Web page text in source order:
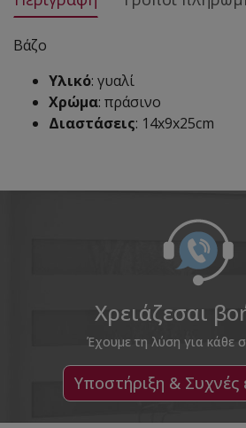
Βάζο
Υλικό: γυαλί
Χρώμα: πράσινο
Διαστάσεις: 14x9x25cm
Χρειάζεσαι
Έχουμε τη λύση για κάθε
Υποστήριξη & Συχνές